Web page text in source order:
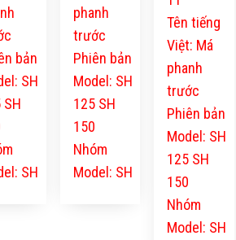
bản
SH
SH
SH
phanh
trước
Phiên bản
Model: SH
125 SH
150
Nhóm
Model: SH
Tên tiếng
Việt: Má
phanh
trước
Phiên bản
Model: SH
125 SH
150
Nhóm
Model: SH